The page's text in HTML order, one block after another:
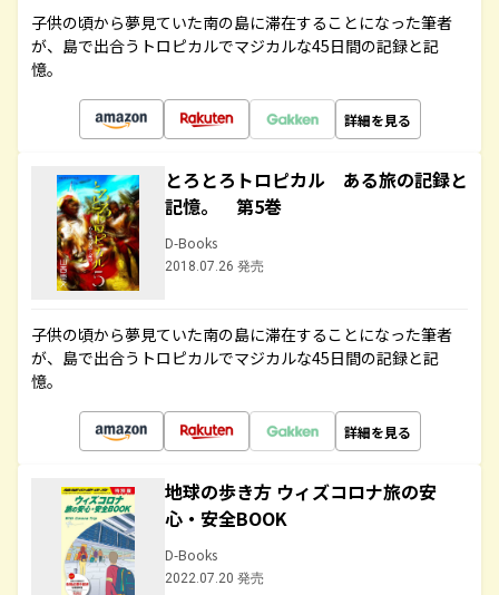
子供の頃から夢見ていた南の島に滞在することになった筆者
が、島で出合うトロピカルでマジカルな45日間の記録と記
憶。
詳細を見る
とろとろトロピカル ある旅の記録と
記憶。 第5巻
D-Books
2018.07.26 発売
子供の頃から夢見ていた南の島に滞在することになった筆者
が、島で出合うトロピカルでマジカルな45日間の記録と記
憶。
詳細を見る
地球の歩き方 ウィズコロナ旅の安
心・安全BOOK
D-Books
2022.07.20 発売